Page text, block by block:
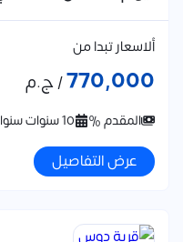
ألاسعار تبدا من
770,000/ ج.م
المقدم % 10 سنوات سنوات تقسيط
عرض التفاصيل